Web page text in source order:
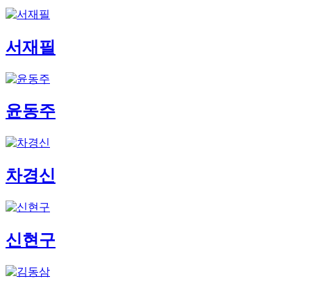
서재필
윤동주
차경신
신현구